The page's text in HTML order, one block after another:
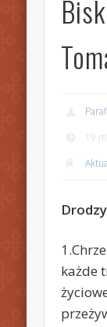
19
każde